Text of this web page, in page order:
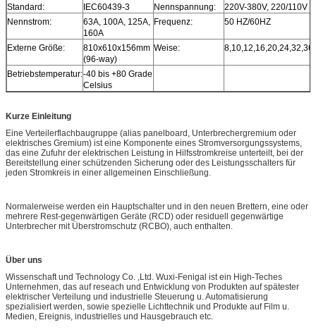
Standard: IEC60439-3 Nennspannung:
220V-380V, 220/110V
Nennstrom:
63A, 100A, 125A,
160A
Frequenz: 50 HZ/60HZ
Externe Größe:
810x610x156mm
(96-way)
Weise:
Betriebstemperatur:-40 bis +80 Grade
Celsius
Kurze Einleitung
Eine Verteilerflachbaugruppe (alias panelboard, Unterbrechergremium oder
elektrisches Gremium) ist eine Komponente eines Stromversorgungssystems,
das eine Zufuhr der elektrischen Leistung in Hilfsstromkreise unterteilt, bei der
Bereitstellung einer schützenden Sicherung oder des Leistungsschalters für
jeden Stromkreis in einer allgemeinen Einschließung.
Normalerweise werden ein Hauptschalter und in den neuen Brettern, eine oder
mehrere Rest-gegenwärtigen Geräte (RCD) oder residuell gegenwärtige
Unterbrecher mit Überstromschutz (RCBO), auch enthalten.
Über uns
Wissenschaft und Technology Co. ,Ltd. Wuxi-Fenigal ist ein High-Teches
Unternehmen, das auf reseach und Entwicklung von Produkten auf spätester
elektrischer Verteilung und industrielle Steuerung u. Automatisierung
spezialisiert werden, sowie spezielle Lichttechnik und Produkte auf Film u.
Medien, Ereignis, industrielles und Hausgebrauch etc.